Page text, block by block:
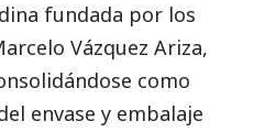
fundada por los
Vázquez Ariza,
como
envase y embalaje